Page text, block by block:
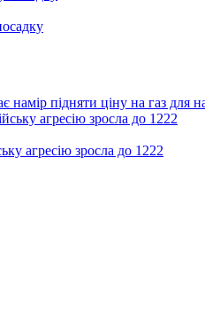
намір підняти ціну на газ для
агресію зросла до 1222